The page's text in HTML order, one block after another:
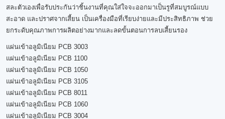
สละตัวเองเพื่อรับประกันว่าชิ้นงานที่คุณใส่ใจจะออกมาเป็นรูที่สมบูรณ์แบบ
สะอาด และปราศจากเสี้ยน เป็นเครื่องมือที่เรียบง่ายและมีประสิทธิภาพ ช่วย
ยกระดับคุณภาพการผลิตอย่างมากและลดขั้นตอนการลบเสี้ยนรอง
แผ่นเข้าอลูมิเนียม PCB 3003
แผ่นเข้าอลูมิเนียม PCB 1100
แผ่นเข้าอลูมิเนียม PCB 1050
แผ่นเข้าอลูมิเนียม PCB 3105
แผ่นเข้าอลูมิเนียม PCB 8011
แผ่นเข้าอลูมิเนียม PCB 1060
แผ่นเข้าอลูมิเนียม PCB 3004